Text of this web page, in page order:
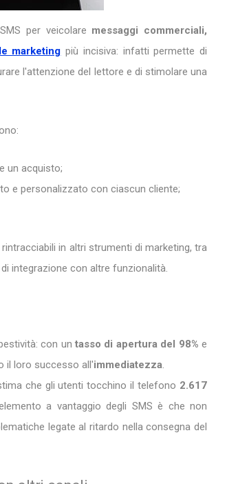
per veicolare messaggi commerciali,
marketing più incisiva: infatti permette di
l'attenzione del lettore e di stimolare una
un acquisto;
e personalizzato con ciascun cliente;
in altri strumenti di marketing, tra
integrazione con altre funzionalità.
con untasso di apertura del 98% e
il loro successo all'immediatezza.
che gli utenti tocchino il telefono 2.617
a vantaggio degli SMS è che non
legate al ritardo nella consegna del